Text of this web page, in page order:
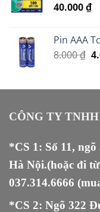
40.000₫
Pin AAA
8.000₫
CÔNG TY
*CS 1: Số 11,
Hà Nội.(hoặc đi
037.314.6666
*CS 2: Ngõ 322